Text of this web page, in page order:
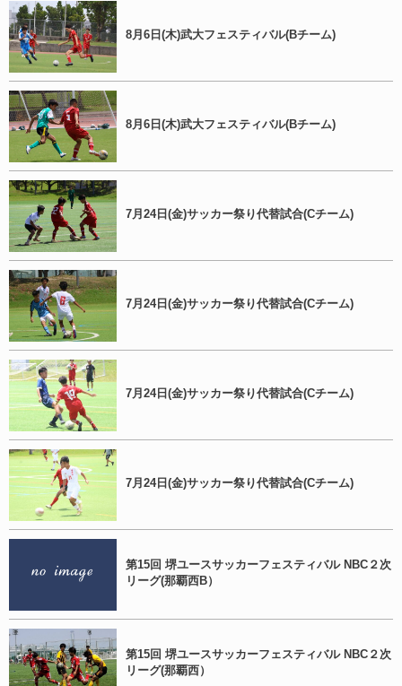
8月6日(木)武大フェスティバル(Bチーム)
8月6日(木)武大フェスティバル(Bチーム)
7月24日(金)サッカー祭り代替試合(Cチーム)
7月24日(金)サッカー祭り代替試合(Cチーム)
7月24日(金)サッカー祭り代替試合(Cチーム)
7月24日(金)サッカー祭り代替試合(Cチーム)
第15回 堺ユースサッカーフェスティバル NBC２次
リーグ(那覇西B）
第15回 堺ユースサッカーフェスティバル NBC２次
リーグ(那覇西）